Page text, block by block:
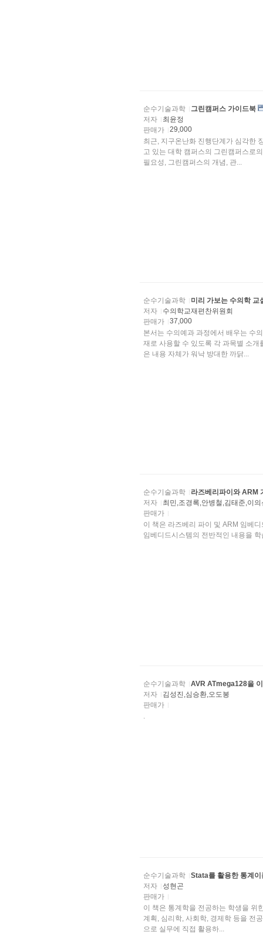
순수기술과학
그린캠퍼스 가이드북
저자
최윤정
판매가
29,000
최근, 지구온난화 진행단계가 심각한
고 있는 대학 캠퍼스의 그린캠퍼스로
필요성, 그린캠퍼스의 개념, 관...
순수기술과학
미리 가보는 수의학 교
저자
수의학교재편찬위원회
판매가
37,000
본서는 수의예과 과정에서 배우는 수
재로 사용할 수 있도록 각 과목별 소
은 내용 자체가 워낙 방대한 까닭...
순수기술과학
라즈베리파이와 ARM
저자
최민,조경록,안병철,김태준,이
판매가
이 책은 라즈베리 파이 및 ARM 임베디드시스템
임베디드시스템의 전반적인 내용을
순수기술과학
AVR ATmega128을
저자
김성진,심승환,오도봉
판매가
.
순수기술과학
Stata를 활용한 통계이
저자
성현곤
판매가
이 책은 통계학을 전공하는 학생을 위
계획, 심리학, 사회학, 경제학 등을 전
으로 실무에 직접 활용하...